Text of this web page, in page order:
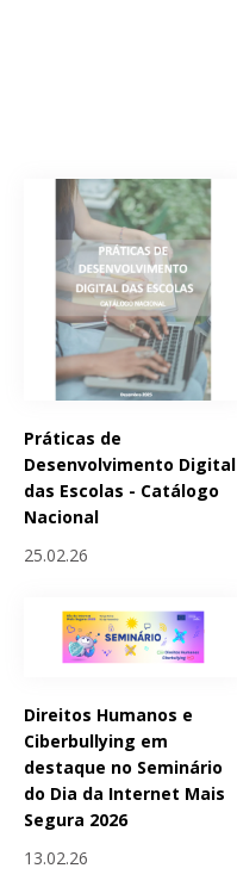
Práticas de
Desenvolvimento Digital
das Escolas - Catálogo
Nacional
25.02.26
Direitos Humanos e
Ciberbullying em
destaque no Seminário
do Dia da Internet Mais
Segura 2026
13.02.26